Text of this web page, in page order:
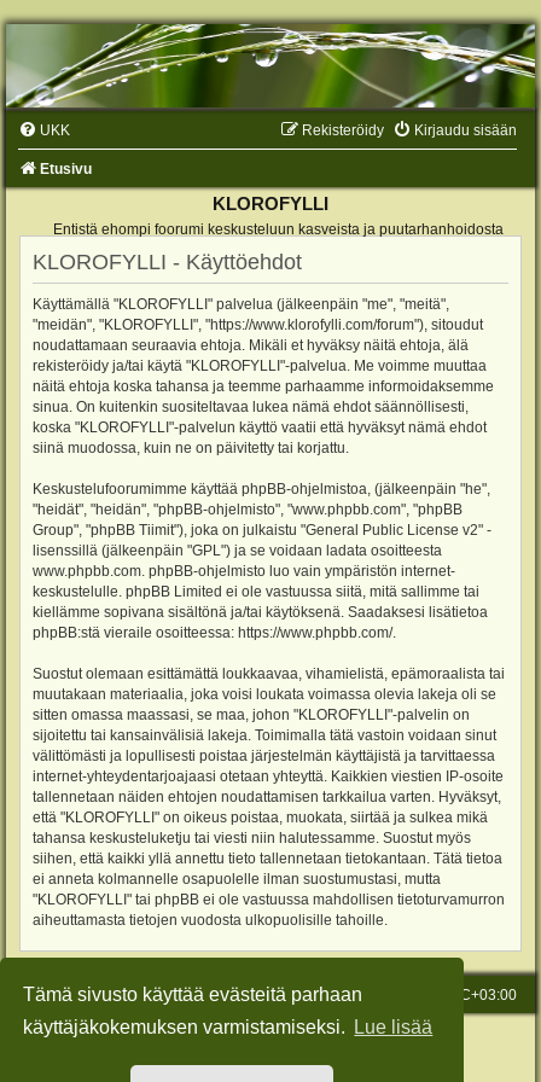
Tämä sivusto käyttää evästeitä parhaan
käyttäjäkokemuksen varmistamiseksi.
Lue lisää
UKK Kirjaudu sisään
Rekisteröidy
Etusivu
KLOROFYLLI
Entistä ehompi foorumi keskusteluun kasveista ja puutarhanhoidosta
KLOROFYLLI - Käyttöehdot
Käyttämällä "KLOROFYLLI" palvelua (jälkeenpäin "me", "meitä",
"meidän", "KLOROFYLLI", "https://www.klorofylli.com/forum"), sitoudut
noudattamaan seuraavia ehtoja. Mikäli et hyväksy näitä ehtoja, älä
rekisteröidy ja/tai käytä "KLOROFYLLI"-palvelua. Me voimme muuttaa
näitä ehtoja koska tahansa ja teemme parhaamme informoidaksemme
sinua. On kuitenkin suositeltavaa lukea nämä ehdot säännöllisesti,
koska "KLOROFYLLI"-palvelun käyttö vaatii että hyväksyt nämä ehdot
siinä muodossa, kuin ne on päivitetty tai korjattu.
Keskustelufoorumimme käyttää phpBB-ohjelmistoa, (jälkeenpäin "he",
"heidät", "heidän", "phpBB-ohjelmisto", "www.phpbb.com", "phpBB
Group", "phpBB Tiimit"), joka on julkaistu "General Public License v2" -
lisenssillä (jälkeenpäin "GPL") ja se voidaan ladata osoitteesta
www.phpbb.com . phpBB-ohjelmisto luo vain ympäristön internet-
keskustelulle. phpBB Limited ei ole vastuussa siitä, mitä sallimme tai
kiellämme sopivana sisältönä ja/tai käytöksenä. Saadaksesi lisätietoa
phpBB:stä vieraile osoitteessa: https://www.phpbb.com/.
Suostut olemaan esittämättä loukkaavaa, vihamielistä, epämoraalista tai
muutakaan materiaalia, joka voisi loukata voimassa olevia lakeja oli se
sitten omassa maassasi, se maa, johon "KLOROFYLLI"-palvelin on
sijoitettu tai kansainvälisiä lakeja. Toimimalla tätä vastoin voidaan sinut
välittömästi ja lopullisesti poistaa järjestelmän käyttäjistä ja tarvittaessa
internet-yhteydentarjoajaasi otetaan yhteyttä. Kaikkien viestien IP-osoite
tallennetaan näiden ehtojen noudattamisen tarkkailua varten. Hyväksyt,
että "KLOROFYLLI" on oikeus poistaa, muokata, siirtää ja sulkea mikä
tahansa keskusteluketju tai viesti niin halutessamme. Suostut myös
siihen, että kaikki yllä annettu tieto tallennetaan tietokantaan. Tätä tietoa
ei anneta kolmannelle osapuolelle ilman suostumustasi, mutta
"KLOROFYLLI" tai phpBB ei ole vastuussa mahdollisen tietoturvamurron
aiheuttamasta tietojen vuodosta ulkopuolisille tahoille.
Etusivu Kaikki ajat ovat UTC+03:00
Viesti Ylläpidolle
Keskustelufoorumin ohjelmistophpBB® Forum Software © phpBB Limited